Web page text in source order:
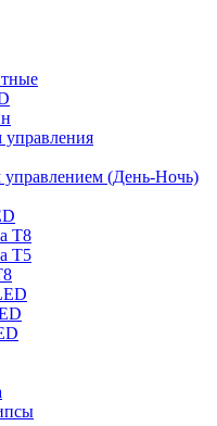
управления
(День-Ночь)
Т8
Т5